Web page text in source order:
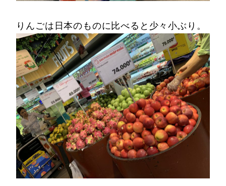
りんごは日本のものに比べると少々小ぶり。